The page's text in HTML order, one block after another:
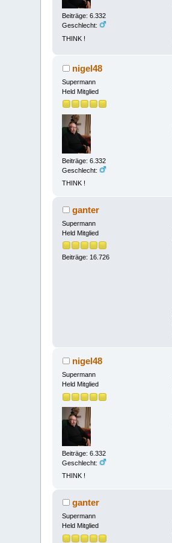
Beiträge: 6.332
Geschlecht:
THINK !
nigel48
Supermann
Held Mitglied
Beiträge: 6.332
Geschlecht:
THINK !
ganter
Supermann
Held Mitglied
Beiträge: 16.726
nigel48
Supermann
Held Mitglied
Beiträge: 6.332
Geschlecht:
THINK !
ganter
Supermann
Held Mitglied